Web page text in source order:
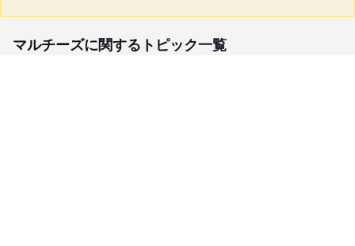
マルチーズに関するトピック一覧